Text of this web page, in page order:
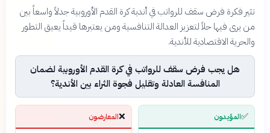
تثير فكرة فرض سقف للرواتب في أندية كرة القدم الأوروبية جدلاً واسعاً بين
من يرى فيها حلاً لتعزيز العدالة التنافسية ومن يعتبرها قيداً يعيق التطور
والحرية الاقتصادية للأندية.
هل يجب فرض سقف للرواتب في كرة القدم الأوروبية لضمان
المنافسة العادلة وتقليل فجوة الثراء بين الأندية؟
✅المؤيدون ❌المعارضون